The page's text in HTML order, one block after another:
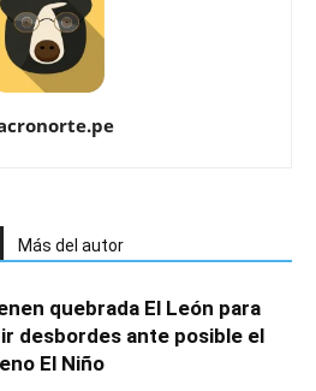
Más del autor
quebrada El León para
desbordes ante posible el
El Niño